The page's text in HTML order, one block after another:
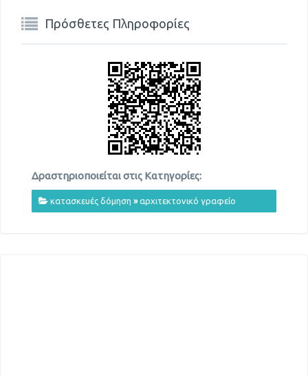
Πρόσθετες Πληροφορίες
Δραστηριοποιείται στις Κατηγορίες:
κατασκευές δόμηση »αρχιτεκτονικό γραφείο